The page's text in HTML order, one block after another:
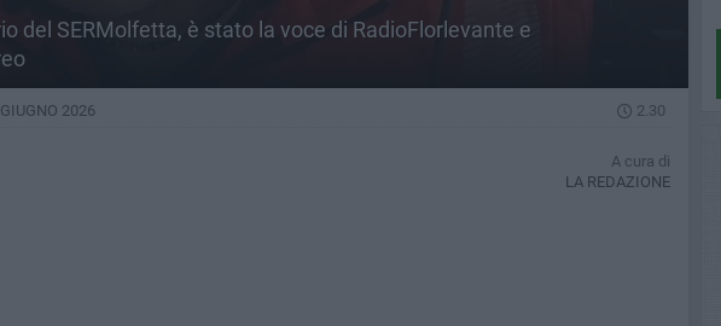
del SERMolfetta, è stato la voce di RadioFlorlevante e
2026 2.30
A cura di
LA REDAZIONE